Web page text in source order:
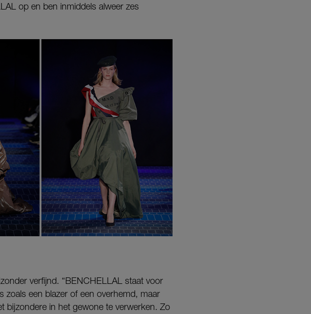
op en ben inmiddels alweer zes
verfijnd. “BENCHELLAL staat voor
zoals een blazer of een overhemd, maar
bijzondere in het gewone te verwerken. Zo